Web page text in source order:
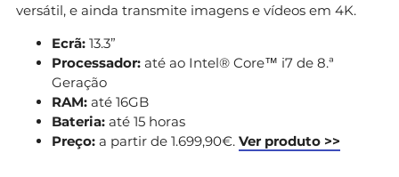
versátil, e ainda transmite imagens e vídeos em 4K.
Ecrã: 13.3”
Processador: até ao Intel® Core™ i7 de 8.ª
Geração
RAM: até 16GB
Bateria: até 15 horas
Preço: a partir de 1.699,90€. Ver produto >>